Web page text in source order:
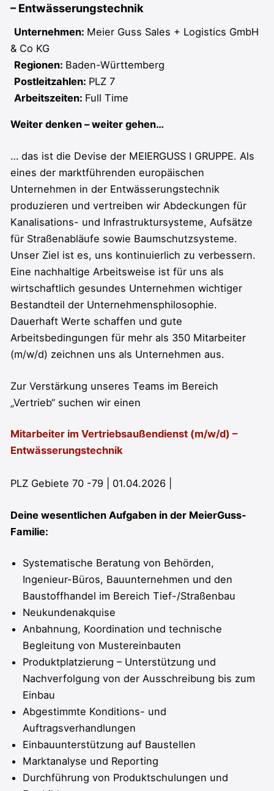
– Entwässerungstechnik
Unternehmen: Meier Guss Sales + Logistics GmbH
& Co KG
Regionen: Baden-Württemberg
Postleitzahlen: PLZ 7
Arbeitszeiten: Full Time
Weiter denken – weiter gehen…
… das ist die Devise der MEIERGUSS I GRUPPE. Als
eines der marktführenden europäischen
Unternehmen in der Entwässerungstechnik
produzieren und vertreiben wir Abdeckungen für
Kanalisations- und Infrastruktursysteme, Aufsätze
für Straßenabläufe sowie Baumschutzsysteme.
Unser Ziel ist es, uns kontinuierlich zu verbessern.
Eine nachhaltige Arbeitsweise ist für uns als
wirtschaftlich gesundes Unternehmen wichtiger
Bestandteil der Unternehmensphilosophie.
Dauerhaft Werte schaffen und gute
Arbeitsbedingungen für mehr als 350 Mitarbeiter
(m/w/d) zeichnen uns als Unternehmen aus.
Zur Verstärkung unseres Teams im Bereich
„Vertrieb“ suchen wir einen
Mitarbeiter im Vertriebsaußendienst (m/w/d) –
Entwässerungstechnik
PLZ Gebiete 70 -79 | 01.04.2026 |
Deine wesentlichen Aufgaben in der MeierGuss-
Familie:
Systematische Beratung von Behörden,
Ingenieur-Büros, Bauunternehmen und den
Baustoffhandel im Bereich Tief-/Straßenbau
Neukundenakquise
Anbahnung, Koordination und technische
Begleitung von Mustereinbauten
Produktplatzierung – Unterstützung und
Nachverfolgung von der Ausschreibung bis zum
Einbau
Abgestimmte Konditions- und
Auftragsverhandlungen
Einbauunterstützung auf Baustellen
Marktanalyse und Reporting
Durchführung von Produktschulungen und